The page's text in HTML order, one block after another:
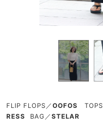
FLIP FLOPS ／OOFOS TOPS
RESS
BAG ／STELAR